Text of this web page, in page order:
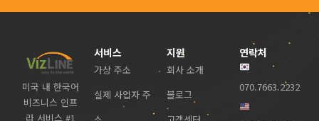
미국 내 한국어
비즈니스 인프
라 서비스 #1
서비스
가상 주소
실제 사업자 주
지원
회사 소개
블로그
연락처
070.7663.2232